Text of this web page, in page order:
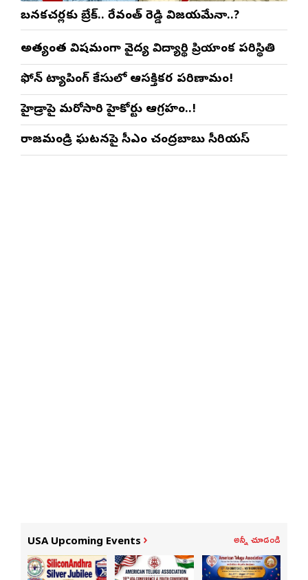
బనకచర్లకు బ్రేక్.. రేవంత్ రెడ్డి విజయమేనా..?
అత్యంత విషమంగా వైద్య విద్యార్థిని ప్రియాంక పరిస్థితి
ఫోన్ ట్యాపింగ్ కేసులో ఆసక్తికర పరిణామం!
హైడ్రాపై మరోసారి హైకోర్టు ఆగ్రహం..!
రాజమండ్రి ఘటనపై సీఎం చంద్రబాబు సీరియస్
USA Upcoming Events అన్నీ చూడండి